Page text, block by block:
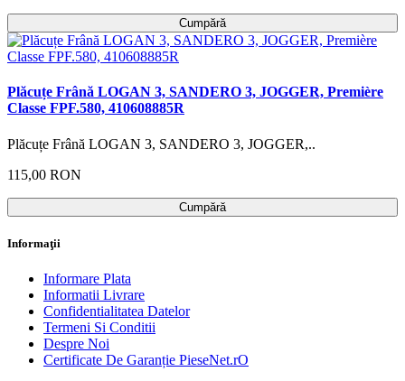
Cumpără
Plăcuțe Frână LOGAN 3, SANDERO 3, JOGGER, Première
Classe FPF.580, 410608885R
Plăcuțe Frână LOGAN 3, SANDERO 3, JOGGER,..
115,00 RON
Cumpără
Informaţii
Informare Plata
Informatii Livrare
Confidentialitatea Datelor
Termeni Si Conditii
Despre Noi
Certificate De Garanție PieseNet.rO